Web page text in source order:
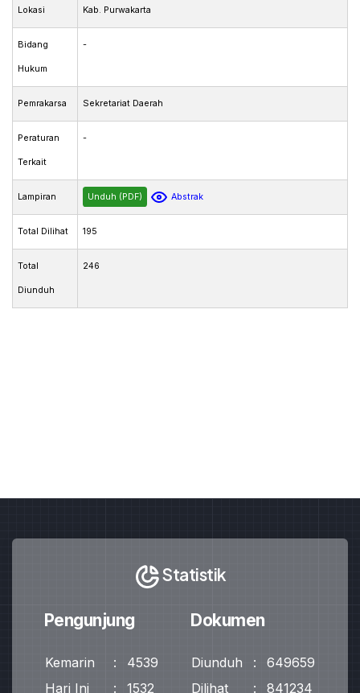
Lokasi Kab. Purwakarta
Bidang
Hukum
-
Pemrakarsa Sekretariat Daerah
Peraturan
Terkait
-
Lampiran Unduh (PDF) Abstrak
Total Dilihat 195
Total
Diunduh
246
Statistik
Pengunjung
Kemarin :
4539
Hari Ini
:
1532
Dokumen
Diunduh :
649659
Dilihat
: 841234